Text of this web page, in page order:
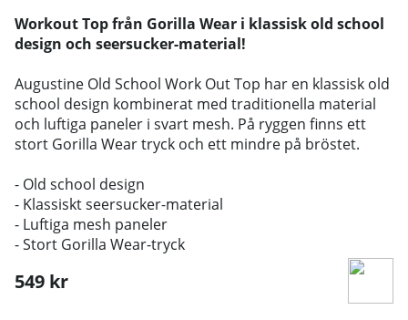
Workout Top från Gorilla Wear i klassisk old school
design och seersucker-material!
Augustine Old School Work Out Top har en klassisk old
school design kombinerat med traditionella material
och luftiga paneler i svart mesh. På ryggen finns ett
stort Gorilla Wear tryck och ett mindre på bröstet.
- Old school design
- Klassiskt seersucker-material
- Luftiga mesh paneler
- Stort Gorilla Wear-tryck
549 kr